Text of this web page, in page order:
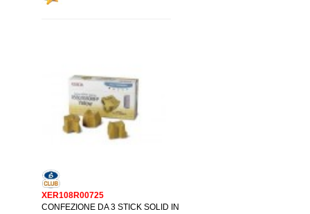
XER108R00725
CONFEZIONE DA 3 STICK SOLID IN